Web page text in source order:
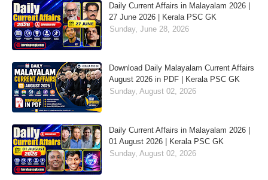
Daily Current Affairs in Malayalam 2026 |
27 June 2026 | Kerala PSC GK
Sunday, June 28, 2026
Download Daily Malayalam Current Affairs
August 2026 in PDF | Kerala PSC GK
Sunday, August 02, 2026
Daily Current Affairs in Malayalam 2026 |
01 August 2026 | Kerala PSC GK
Sunday, August 02, 2026